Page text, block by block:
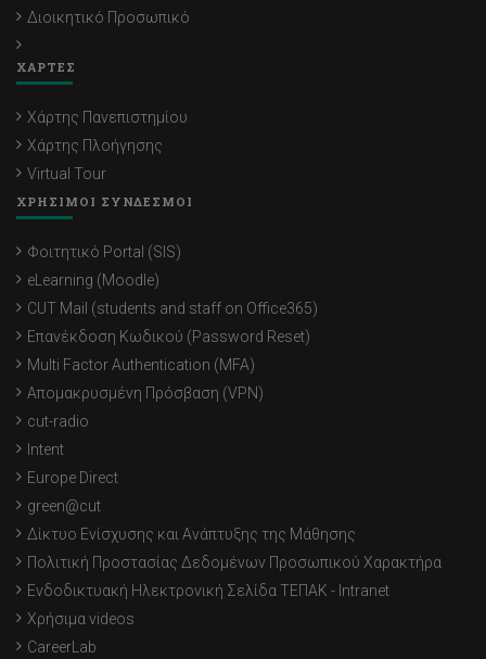
Διοικητικό Προσωπικό
ΧΑΡΤΕΣ
Χάρτης Πανεπιστημίου
Χάρτης Πλοήγησης
Virtual Tour
ΧΡΗΣΙΜΟΙ ΣΥΝΔΕΣΜΟΙ
Φοιτητικό Portal (SIS)
eLearning (Moodle)
CUT Mail (students and staff on Office365)
Επανέκδοση Κωδικού (Password Reset)
Multi Factor Authentication (MFA)
Απομακρυσμένη Πρόσβαση (VPN)
cut-radio
Intent
Europe Direct
green@cut
Δίκτυο Ενίσχυσης και Ανάπτυξης της Μάθησης
Πολιτική Προστασίας Δεδομένων Προσωπικού Χαρακτήρα
Ενδοδικτυακή Ηλεκτρονική Σελίδα ΤΕΠΑΚ - Intranet
Χρήσιμα videos
CareerLab